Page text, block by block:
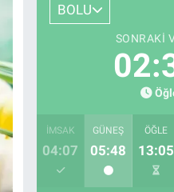
BOLU
SONRAKI
İMSAK
04:07
GÜNEŞ
05:48
ÖĞLE
13:05